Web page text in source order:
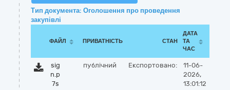
Тип документа: Оголошення про проведення
закупівлі
ФАЙЛ ПРИВАТНІСТЬ СТАН
ДАТА
ТА
ЧАС
sig
n.p
7s
публічний Експортовано:
11-06-
2026,
13:01:12